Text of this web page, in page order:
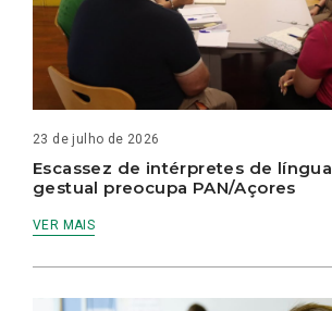
23 de julho de 2026
Escassez de intérpretes de língua
gestual preocupa PAN/Açores
VER MAIS